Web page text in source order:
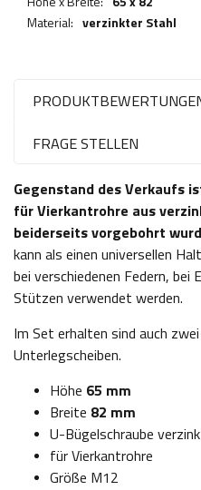
Material: verzinkter Stahl
FRAGE STELLEN
Gegenstand des Verkaufs
für Vierkantrohre aus
beiderseits vorgebohrt
kann als einen universellen
bei verschiedenen Federn,
Stützen verwendet werden.
Im Set erhalten sind auch
Unterlegscheiben.
Höhe 65 mm
Breite 82 mm
U-Bügelschraube
für Vierkantrohre
Größe M12